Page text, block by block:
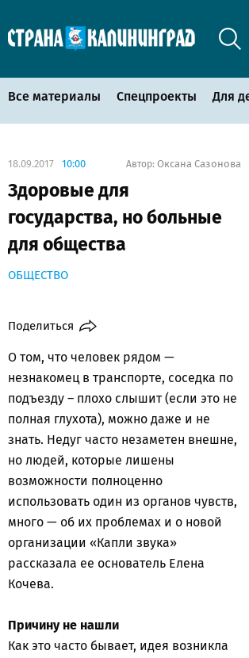
Все материалы Спецпроекты Для
18.09.2017 10:00 Автор: Оксана Сазонова
Здоровые для
государства, но больные
для общества
ОБЩЕСТВО
Поделиться
О том, что человек рядом —
незнакомец в транспорте, соседка по
подъезду – плохо слышит (если это не
полная глухота), можно даже и не
знать. Недуг часто незаметен внешне,
но людей, которые лишены
возможности полноценно
использовать один из органов чувств,
много — об их проблемах и о новой
организации «Капли звука»
рассказала ее основатель Елена
Кочева.
Причину не нашли
Как это часто бывает, идея возникла